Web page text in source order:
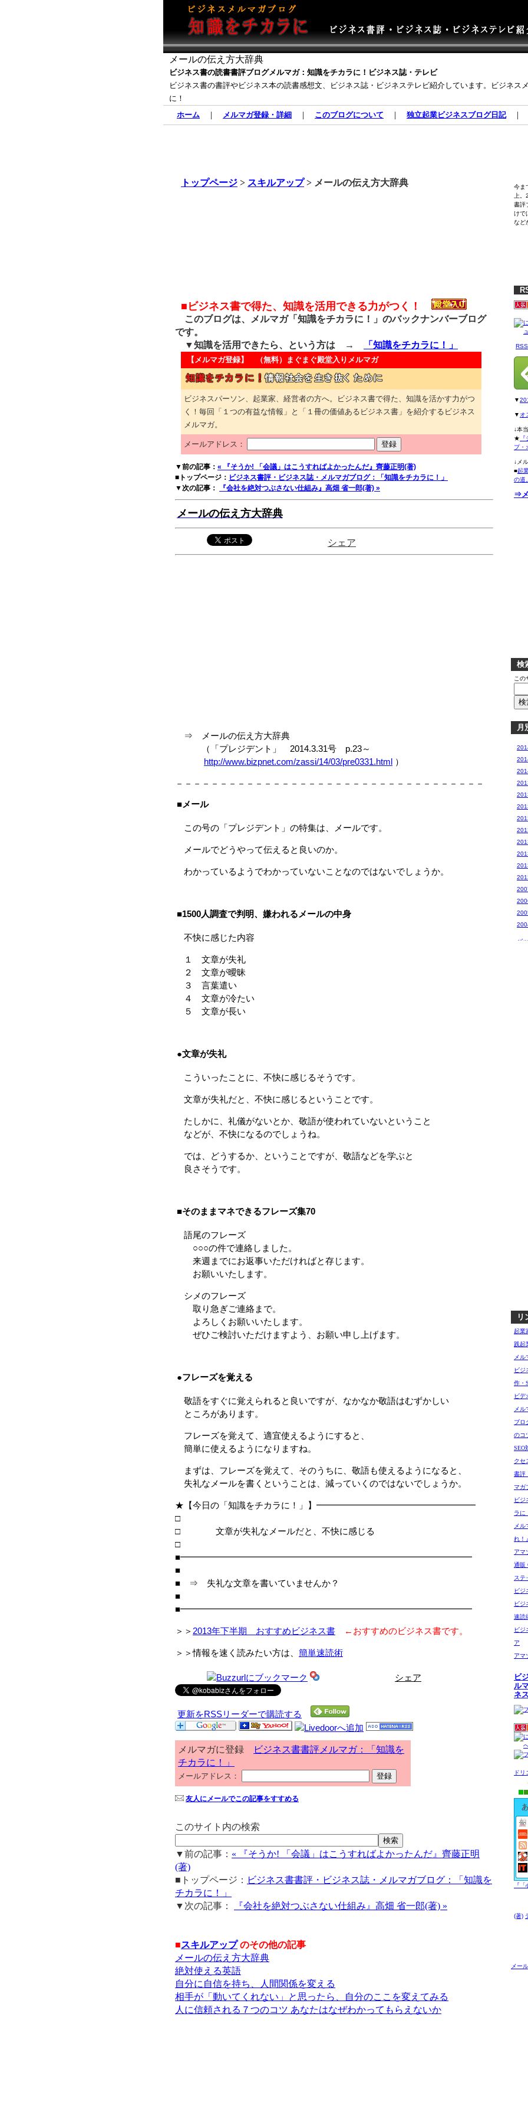
メールの伝え方大辞典
ビジネス書の読書書評ブログメルマガ：知識をチカラに！ビジネス誌・テレビ
ビジネス書の書評やビジネス本の読書感想文、ビジネス誌・ビジネステレビ紹介しています。ビジネス
に！
ホーム ｜ メルマガ登録・詳細 ｜ このブログについて ｜ 独立起業ビジネスブログ日記
トップページ > スキルアップ> メールの伝え方大辞典
■ビジネス書で得た、知識を活用できる力がつく！
このブログは、メルマガ「知識をチカラに！」のバックナンバーブログ
です。
▼知識を活用できたら、という方は →
「知識をチカラに！」
【メルマガ登録】 （無料） まぐまぐ殿堂入りメルマガ
ビジネスパーソン、起業家、経営者の方へ。ビジネス書で得た、知識を活かす力がつ
く！毎回「１つの有益な情報」と「１冊の価値あるビジネス書」を紹介するビジネス
メルマガ。
メールアドレス：
▼前の記事： « 『そうか! 「会議」はこうすればよかったんだ』齊藤正明(著)
■トップページ： ビジネス書評・ビジネス誌・メルマガブログ：「知識をチカラに！」
▼次の記事：
『会社を絶対つぶさない仕組み』高畑 省一郎(著) »
メールの伝え方大辞典
シェア
⇒ メールの伝え方大辞典
（「プレジデント」 2014.3.31号 p.23～
http://www.bizpnet.com/zassi/14/03/pre0331.html ）
－－－－－－－－－－－－－－－－－－－－－－－－－－－－－－－－－－－
■メール
この号の「プレジデント」の特集は、メールです。
メールでどうやって伝えると良いのか。
わかっているようでわかっていないことなのではないでしょうか。
■1500人調査で判明、嫌われるメールの中身
不快に感じた内容
１ 文章が失礼
２ 文章が曖昧
３ 言葉遣い
４ 文章が冷たい
５ 文章が長い
●文章が失礼
こういったことに、不快に感じるそうです。
文章が失礼だと、不快に感じるということです。
たしかに、礼儀がないとか、敬語が使われていないということ
などが、不快になるのでしょうね。
では、どうするか、ということですが、敬語などを学ぶと
良さそうです。
■そのままマネできるフレーズ集70
語尾のフレーズ
○○○の件で連絡しました。
来週までにお返事いただければと存じます。
お願いいたします。
シメのフレーズ
取り急ぎご連絡まで。
よろしくお願いいたします。
ぜひご検討いただけますよう、お願い申し上げます。
●フレーズを覚える
敬語をすぐに覚えられると良いですが、なかなか敬語はむずかしい
ところがあります。
フレーズを覚えて、適宜使えるようにすると、
簡単に使えるようになりますね。
まずは、フレーズを覚えて、そのうちに、敬語も使えるようになると、
失礼なメールを書くということは、減っていくのではないでしょうか。
★【今日の「知識をチカラに！」】━━━━━━━━━━━━━━━━━━
□
□ 文章が失礼なメールだと、不快に感じる
□
■━━━━━━━━━━━━━━━━━━━━━━━━━━━━━━━━━
■
■ ⇒ 失礼な文章を書いていませんか？
■
■━━━━━━━━━━━━━━━━━━━━━━━━━━━━━━━━━
＞＞ 2013年下半期 おすすめビジネス書 ←おすすめのビジネス書です。
＞＞情報を速く読みたい方は、 簡単速読術
シェア
更新をRSSリーダーで購読する
メルマガに登録
ビジネス書書評メルマガ：「知識を
チカラに！」
メールアドレス：
友人にメールでこの記事をすすめる
このサイト内の検索
▼前の記事： « 『そうか! 「会議」はこうすればよかったんだ』齊藤正明
(著)
■トップページ： ビジネス書書評・ビジネス誌・メルマガブログ：「知識を
チカラに！」
▼次の記事：
『会社を絶対つぶさない仕組み』高畑 省一郎(著) »
■スキルアップのその他の記事
メールの伝え方大辞典
絶対使える英語
自分に自信を持ち、人間関係を変える
相手が「動いてくれない」と思ったら、自分のここを変えてみる
人に信頼される７つのコツ あなたはなぜわかってもらえないか
今ま
上
書評
けで
など
▼
▼ オ
↓本
★
プ・
↓メ
■起
の道
⇒
検
この
月
バ
リ
起業
践起
メ
ビジ
作・
ビデ
メル
ブロ
のコ
SEO
クセ
書評
マガ
ビジ
ラに
メ
れ！
アマ
通販
ステ
ビジ
ビジ
速読
ビ
ア
アマ
ビ
ル
ネ
ド
『
(著)
メー